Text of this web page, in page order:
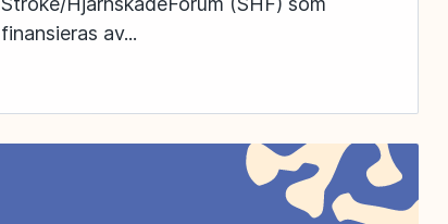
finansieras av...